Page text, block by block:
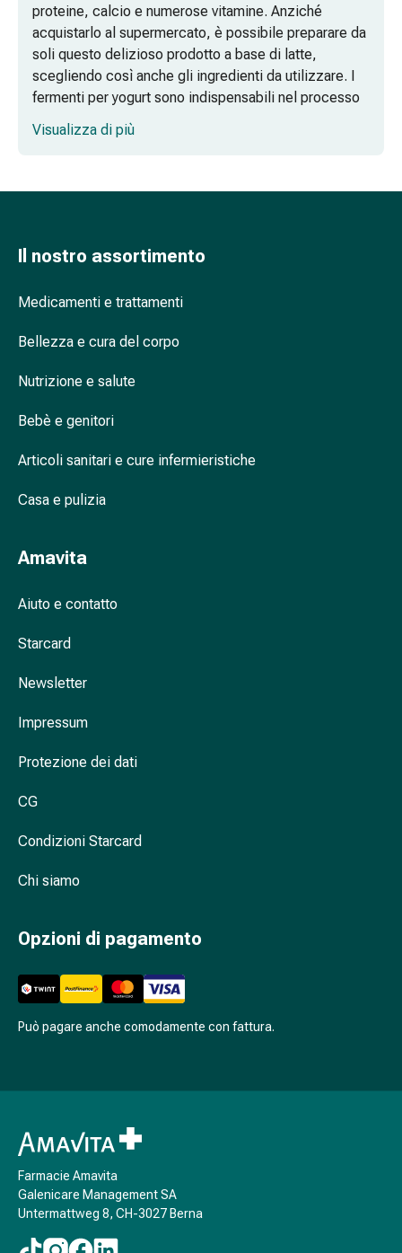
oftalmiche
Igiene
oculare
Influenza
e
raffreddore
Caramelle
di
raffreddore
Inalatori
accessori
nasale
di
sanguigna
Disturbi
e
nervosi
Disturbi
e
concentrazione
Allergie
e
febbre
da
fieno
proteine, calcio e numerose vitamine. Anziché
acquistarlo al supermercato, è possibile preparare da
soli questo delizioso prodotto a base di latte,
scegliendo così anche gli ingredienti da utilizzare. I
fermenti per yogurt sono indispensabili nel processo
di trasformazione del latte in yogurt.
Come si fermenta lo yogurt?
fermenti?
Come devo conservare i fermenti pronti?
A cosa devo prestare attenzione nella
scelta dei fermenti per yogurt?
Visualizza di più
Il nostro assortimento
Medicamenti e trattamenti
Bellezza e cura del corpo
Nutrizione e salute
Bebè e genitori
Articoli sanitari e cure infermieristiche
Casa e pulizia
Amavita
Aiuto e contatto
Starcard
Newsletter
Impressum
Protezione dei dati
CG
Condizioni Starcard
Chi siamo
Opzioni di pagamento
Può pagare anche comodamente con fattura.
Farmacie Amavita
Galenicare Management SA
Untermattweg 8, CH-3027 Berna